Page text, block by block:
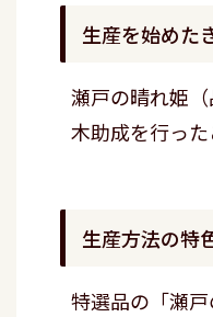
生産を始めた
瀬戸の晴れ姫
木助成を行っ
生産方法の特
特選品の「瀬